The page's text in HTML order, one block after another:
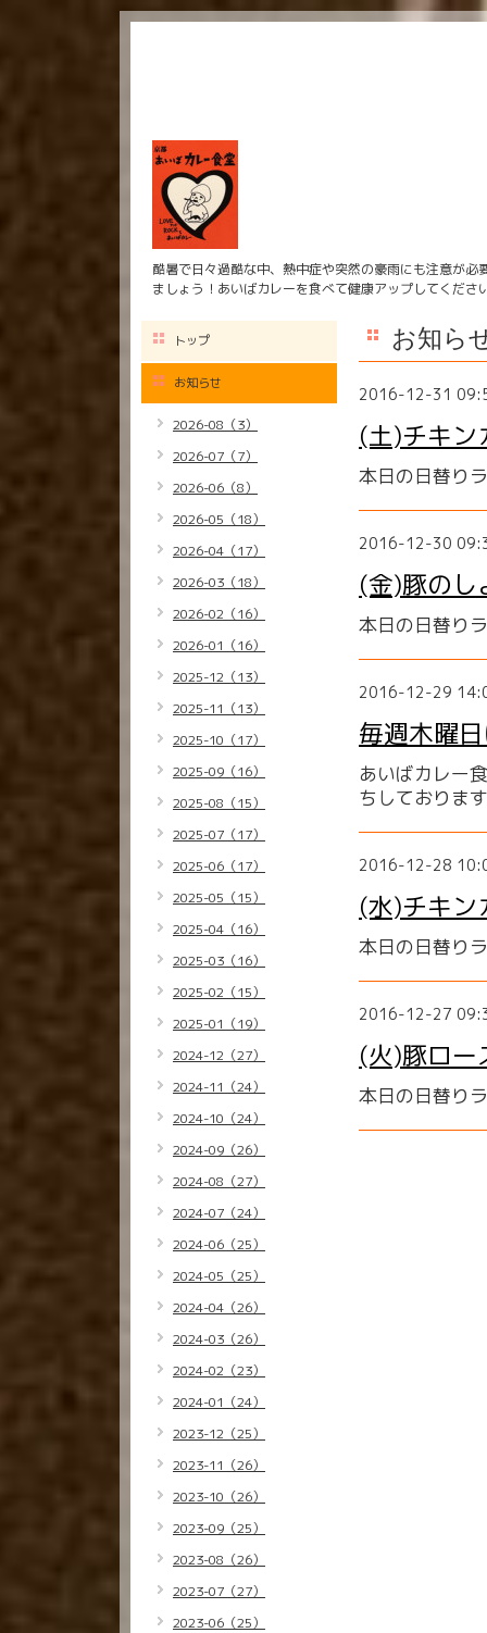
酷暑で日々過酷な中、熱中症や突然の豪雨にも注意が
ましょう！あいばカレーを食べて健康アップしてくださ
お知ら
2016-12-31
(土)チキン
本日の日替り
2016-12-30
(金)豚のし
本日の日替り
2016-12-29
毎週木曜
あいばカレー
ちしておりま
2016-12-28
(水)チキン
本日の日替り
2016-12-27
(火)豚ロー
本日の日替り
トップ
お知らせ
2026-08（3）
2026-07（7）
2026-06（8）
2026-05（18）
2026-04（17）
2026-03（18）
2026-02（16）
2026-01（16）
2025-12（13）
2025-11（13）
2025-10（17）
2025-09（16）
2025-08（15）
2025-07（17）
2025-06（17）
2025-05（15）
2025-04（16）
2025-03（16）
2025-02（15）
2025-01（19）
2024-12（27）
2024-11（24）
2024-10（24）
2024-09（26）
2024-08（27）
2024-07（24）
2024-06（25）
2024-05（25）
2024-04（26）
2024-03（26）
2024-02（23）
2024-01（24）
2023-12（25）
2023-11（26）
2023-10（26）
2023-09（25）
2023-08（26）
2023-07（27）
2023-06（25）